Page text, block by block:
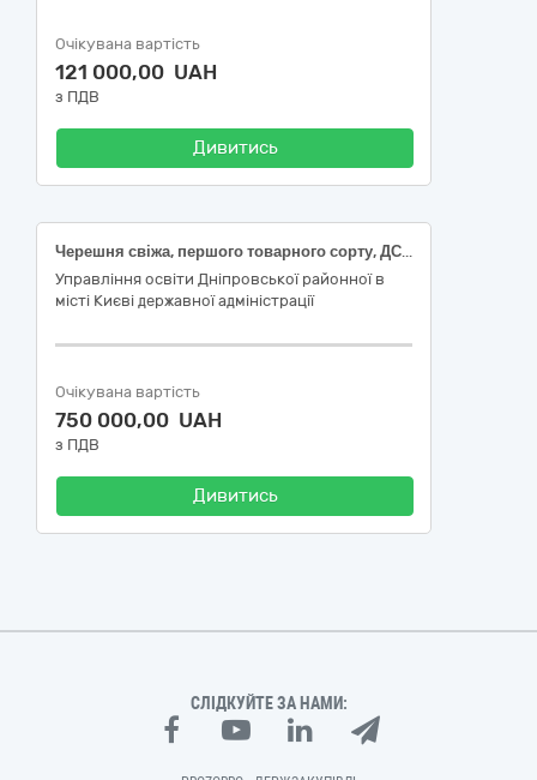
Очікувана вартість
121 000,00 UAH
з ПДВ
Дивитись
Черешня свіжа, першого товарного сорту, ДСТУ 8153
Управління освіти Дніпровської районної в
місті Києві державної адміністрації
Очікувана вартість
750 000,00 UAH
з ПДВ
Дивитись
СЛІДКУЙТЕ ЗА НАМИ: